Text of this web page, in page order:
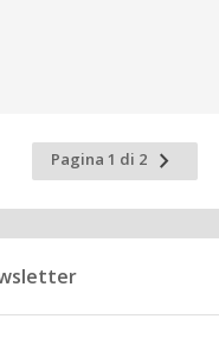
Pagina 1 di 2
Pagina
successiva